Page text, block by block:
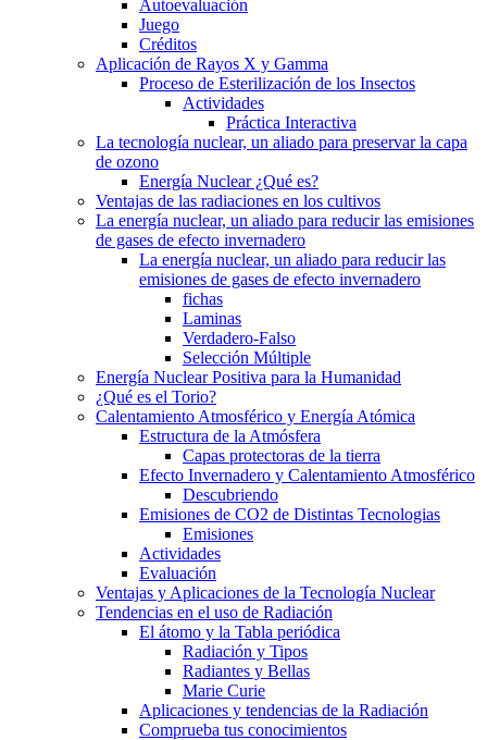
Autoevaluación
Juego
Créditos
Aplicación de Rayos X y Gamma
Proceso de Esterilización de los Insectos
Actividades
Práctica Interactiva
La tecnología nuclear, un aliado para preservar la capa
de ozono
Energía Nuclear ¿Qué es?
Ventajas de las radiaciones en los cultivos
La energía nuclear, un aliado para reducir las emisiones
de gases de efecto invernadero
La energía nuclear, un aliado para reducir las
emisiones de gases de efecto invernadero
fichas
Laminas
Verdadero-Falso
Selección Múltiple
Energía Nuclear Positiva para la Humanidad
¿Qué es el Torio?
Calentamiento Atmosférico y Energía Atómica
Estructura de la Atmósfera
Capas protectoras de la tierra
Efecto Invernadero y Calentamiento Atmosférico
Descubriendo
Emisiones de CO2 de Distintas Tecnologias
Emisiones
Actividades
Evaluación
Ventajas y Aplicaciones de la Tecnología Nuclear
Tendencias en el uso de Radiación
El átomo y la Tabla periódica
Radiación y Tipos
Radiantes y Bellas
Marie Curie
Aplicaciones y tendencias de la Radiación
Comprueba tus conocimientos